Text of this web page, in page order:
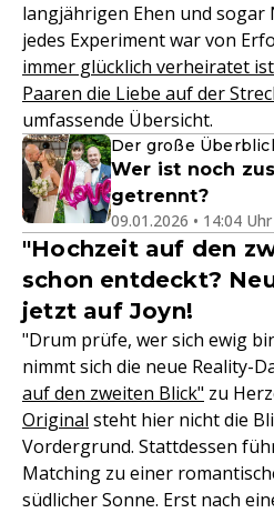
langjährigen Ehen und sogar
jedes Experiment war von
immer glücklich verheiratet
Paaren die Liebe auf der
umfassende Übersicht.
Der große
Wer ist noch
getrennt?
09.01.2026 • 14:04 Uhr
"Hochzeit auf den
schon entdeckt?
jetzt auf Joyn!
"Drum prüfe, wer sich ewig
nimmt sich die neue Reality-
auf den zweiten Blick" zu
Original steht hier nicht die
Vordergrund. Stattdessen
Matching zu einer
südlicher Sonne. Erst nach